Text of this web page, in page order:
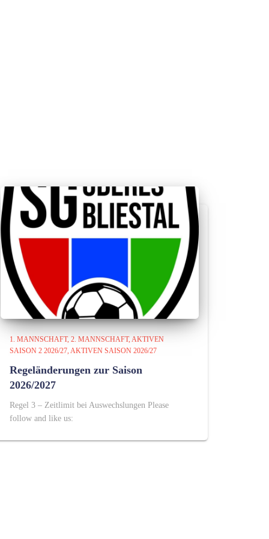
1. MANNSCHAFT 2. MANNSCHAFT AKTIVEN
SAISON 2 2026/27 AKTIVEN SAISON 2026/27
Regeländerungen zur Saison
2026/2027
Regel 3 – Zeitlimit bei Auswechslungen Please
follow and like us: